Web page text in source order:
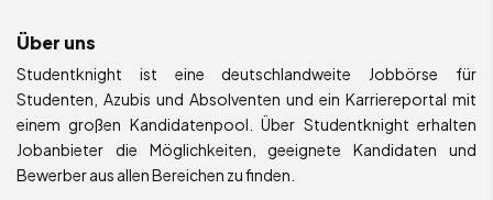
Über uns
Studentknight ist eine deutschlandweite Jobbörse für
Studenten, Azubis und Absolventen und ein Karriereportal mit
einem großen Kandidatenpool. Über Studentknight erhalten
Jobanbieter die Möglichkeiten, geeignete Kandidaten und
Bewerber aus allen Bereichen zu finden.